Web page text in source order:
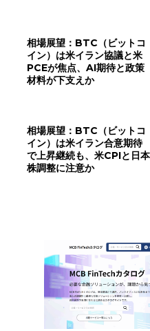
相場展望：BTC（ビットコ
イン）は米イラン協議と米
PCEが焦点、AI期待と政策
材料が下支えか
相場展望：BTC（ビットコ
イン）は米イラン合意期待
で上昇継続も、米CPIと日本
株調整に注意か